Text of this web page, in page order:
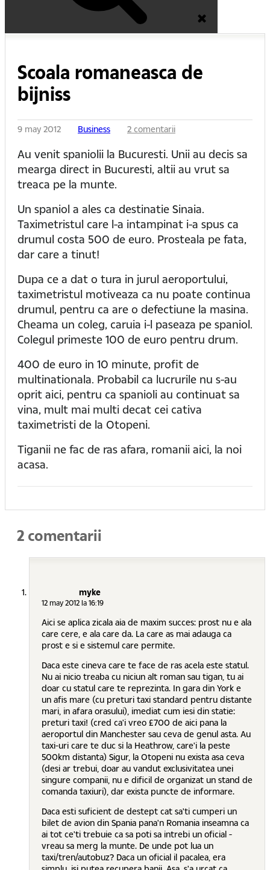
Scoala romaneasca de
bijniss
9 may 2012 Business 2 comentarii
Au venit spaniolii la Bucuresti. Unii au decis sa
mearga direct in Bucuresti, altii au vrut sa
treaca pe la munte.
Un spaniol a ales ca destinatie Sinaia.
Taximetristul care l-a intampinat i-a spus ca
drumul costa 500 de euro. Prosteala pe fata,
dar care a tinut!
Dupa ce a dat o tura in jurul aeroportului,
taximetristul motiveaza ca nu poate continua
drumul, pentru ca are o defectiune la masina.
Cheama un coleg, caruia i-l paseaza pe spaniol.
Colegul primeste 100 de euro pentru drum.
400 de euro in 10 minute, profit de
multinationala. Probabil ca lucrurile nu s-au
oprit aici, pentru ca spanioli au continuat sa
vina, mult mai multi decat cei cativa
taximetristi de la Otopeni.
Tiganii ne fac de ras afara, romanii aici, la noi
acasa.
2 comentarii
myke
12 may 2012 la 16:19
Aici se aplica zicala aia de maxim succes: prost nu e ala
care cere, e ala care da. La care as mai adauga ca
prost e si e sistemul care permite.
Daca este cineva care te face de ras acela este statul.
Nu ai nicio treaba cu niciun alt roman sau tigan, tu ai
doar cu statul care te reprezinta. In gara din York e
un afis mare (cu preturi taxi standard pentru distante
mari, in afara orasului), imediat cum iesi din statie:
preturi taxi! (cred ca'i vreo £700 de aici pana la
aeroportul din Manchester sau ceva de genul asta. Au
taxi-uri care te duc si la Heathrow, care'i la peste
500km distanta) Sigur, la Otopeni nu exista asa ceva
(desi ar trebui, doar au vandut exclusivitatea unei
singure companii, nu e dificil de organizat un stand de
comanda taxiuri), dar exista puncte de informare.
Daca esti suficient de destept cat sa'ti cumperi un
bilet de avion din Spania pana'n Romania inseamna ca
ai tot ce'ti trebuie ca sa poti sa intrebi un oficial -
vreau sa merg la munte. De unde pot lua un
taxi/tren/autobuz? Daca un oficial il pacalea, era